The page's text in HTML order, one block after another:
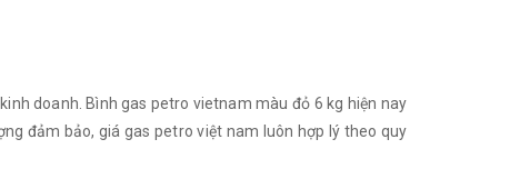
doanh. Bình gas petro vietnam màu đỏ 6 kg hiện nay
đảm bảo, giá gas petro việt nam luôn hợp lý theo quy